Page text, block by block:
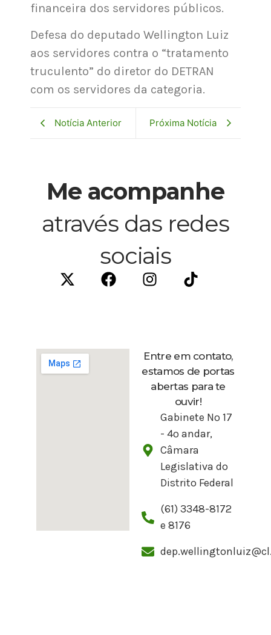
financeira dos servidores públicos.
Defesa do deputado Wellington Luiz
aos servidores contra o “tratamento
truculento” do diretor do DETRAN
com os servidores da categoria.
Notícia Anterior Próxima Notícia
Me acompanhe
através das redes
sociais
Entre em contato,
estamos de portas
abertas para te
ouvir!
Gabinete Nº 17
- 4º andar,
Câmara
Legislativa do
Distrito Federal
(61) 3348-8172
e 8176